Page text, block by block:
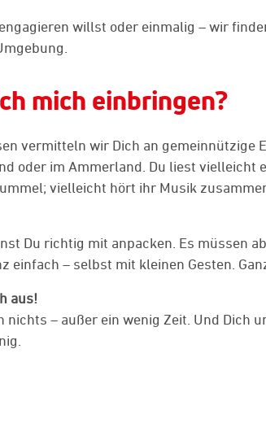
willst oder einmalig – wir
mich einbringen?
vermitteln wir Dich an gemeinnützige
oder im Ammerland. Du liest vielleicht
vielleicht hört ihr Musik
Du richtig mit anpacken. Es müssen
einfach – selbst mit kleinen Gesten.
aus!
nichts – außer ein wenig Zeit. Und Dich